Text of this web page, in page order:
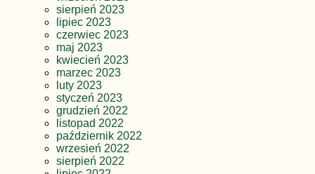
sierpień 2023
lipiec 2023
czerwiec 2023
maj 2023
kwiecień 2023
marzec 2023
luty 2023
styczeń 2023
grudzień 2022
listopad 2022
październik 2022
wrzesień 2022
sierpień 2022